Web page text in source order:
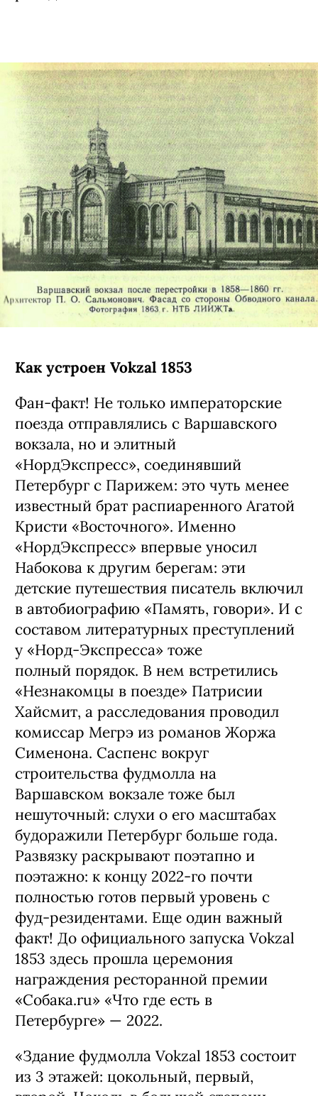
Как устроен Vokzal 1853
Фан-факт! Не только императорские
поезда отправлялись с Варшавского
вокзала, но и элитный
«НордЭкспресс», соединявший
Петербург с Парижем: это чуть менее
известный брат распиаренного Агатой
Кристи «Восточного». Именно
«НордЭкспресс» впервые уносил
Набокова к другим берегам: эти
детские путешествия писатель включил
в автобиографию «Память, говори». И с
составом литературных преступлений
у «Норд-Экспресса» тоже
полный порядок. В нем встретились
«Незнакомцы в поезде» Патрисии
Хайсмит, а расследования проводил
комиссар Мегрэ из романов Жоржа
Сименона. Саспенс вокруг
строительства фудмолла на
Варшавском вокзале тоже был
нешуточный: слухи о его масштабах
будоражили Петербург больше года.
Развязку раскрывают поэтапно и
поэтажно: к концу 2022-го почти
полностью готов первый уровень с
фуд-резидентами. Еще один важный
факт! До официального запуска Vokzal
1853 здесь прошла церемония
награждения ресторанной премии
«Собака.ru» «Что где есть в
Петербурге» — 2022.
«Здание фудмолла Vokzal 1853 состоит
из 3 этажей: цокольный, первый,